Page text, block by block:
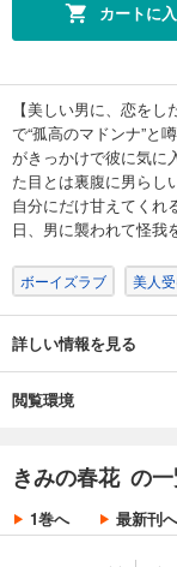
カートに
【美しい男に、恋を
で“孤高のマドンナ”と
がきっかけで彼に気に
た目とは裏腹に男らし
自分にだけ甘えてくれ
日、男に襲われて怪
ボーイズラブ 美人
詳しい情報を見る
閲覧環境
きみの春花 の
1巻へ 最新刊へ